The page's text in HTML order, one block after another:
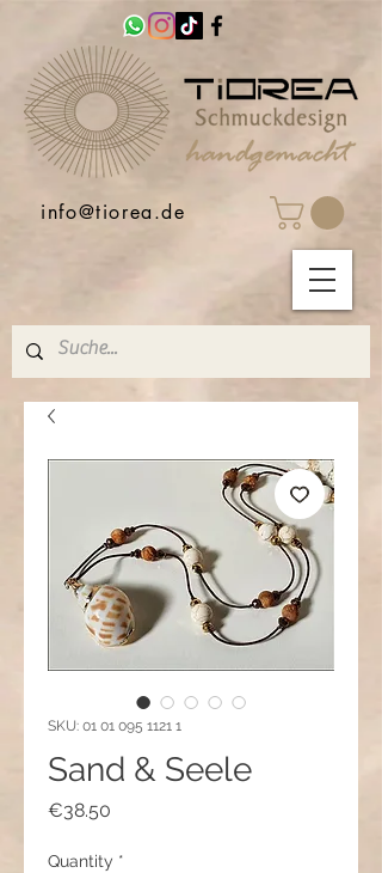
info@tiorea.de
SKU: 01 01 095 1121 1
Sand & Seele
€38.50
Quantity *